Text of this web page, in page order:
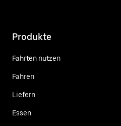
Produkte
Fahrten nutzen
Fahren
Liefern
Essen